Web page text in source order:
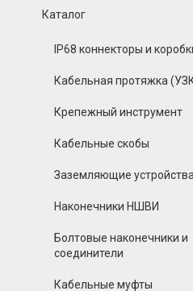
Каталог
IP68 коннекторы и
Кабельная протяжка
Крепежный инструмент
Кабельные скобы
Заземляющие устройства
Наконечники НШВИ
Болтовые наконечники и
соединители
Кабельные муфты